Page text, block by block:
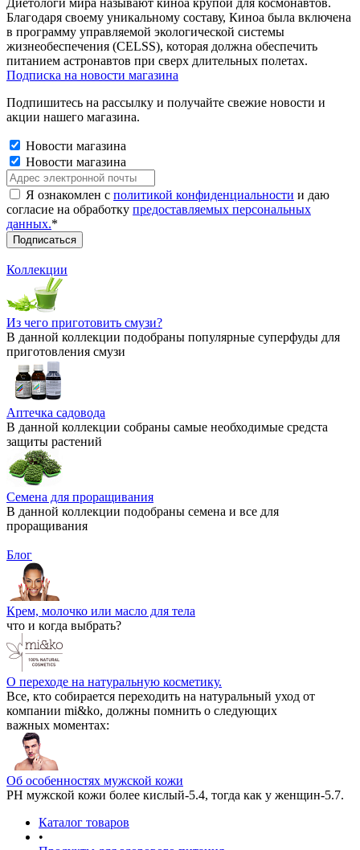
Диетологи мира называют киноа крупой для космонавтов.
Благодаря своему уникальному составу, Киноа была включена
в программу управляемой экологической системы
жизнеобеспечения (CELSS), которая должна обеспечить
питанием астронавтов при сверх длительных полетах.
Подписка на новости магазина
Подпишитесь на рассылку и получайте свежие новости и
акции нашего магазина.
Новости магазина
Новости магазина
Я ознакомлен с политикой конфиденциальности и даю
согласие на обработку предоставляемых персональных
данных.*
Коллекции
Из чего приготовить смузи?
В данной коллекции подобраны популярные суперфуды для
приготовления смузи
Аптечка садовода
В данной коллекции собраны самые необходимые средста
защиты растений
Семена для проращивания
В данной коллекции подобраны семена и все для
проращивания
Блог
Крем, молочко или масло для тела
что и когда выбрать?
О переходе на натуральную косметику.
Все, кто собирается переходить на натуральный уход от
компании mi&ko, должны помнить о следующих
важных моментах:
Об особенностях мужской кожи
РН мужской кожи более кислый-5.4, тогда как у женщин-5.7.
Каталог товаров
•